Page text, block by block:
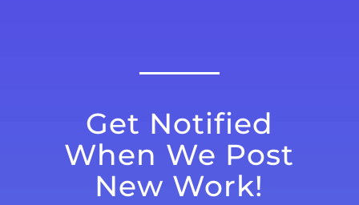
Get Notified
When We Post
New Work!